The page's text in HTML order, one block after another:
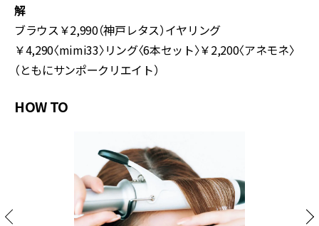
解
ブラウス￥2,990（神戸レタス）イヤリング
￥4,290〈mimi33〉リング〈6本セット〉￥2,200〈アネモネ〉
（ともにサンポークリエイト）
HOW TO